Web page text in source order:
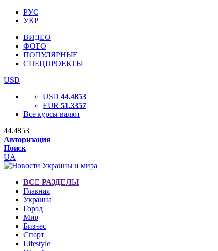
РУС
УКР
ВИДЕО
ФОТО
ПОПУЛЯРНЫЕ
СПЕЦПРОЕКТЫ
USD
USD 44.4853
EUR 51.3357
Все курсы валют
44.4853
Авторизация
Поиск
UA
ВСЕ РАЗДЕЛЫ
Главная
Украина
Город
Мир
Бизнес
Спорт
Lifestyle